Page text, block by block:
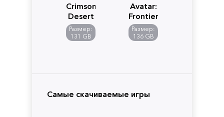
Crimson
Desert
Размер:
131 GB
Avatar:
Frontiers
of
Pandora
Размер:
136 GB
Самые скачиваемые игры